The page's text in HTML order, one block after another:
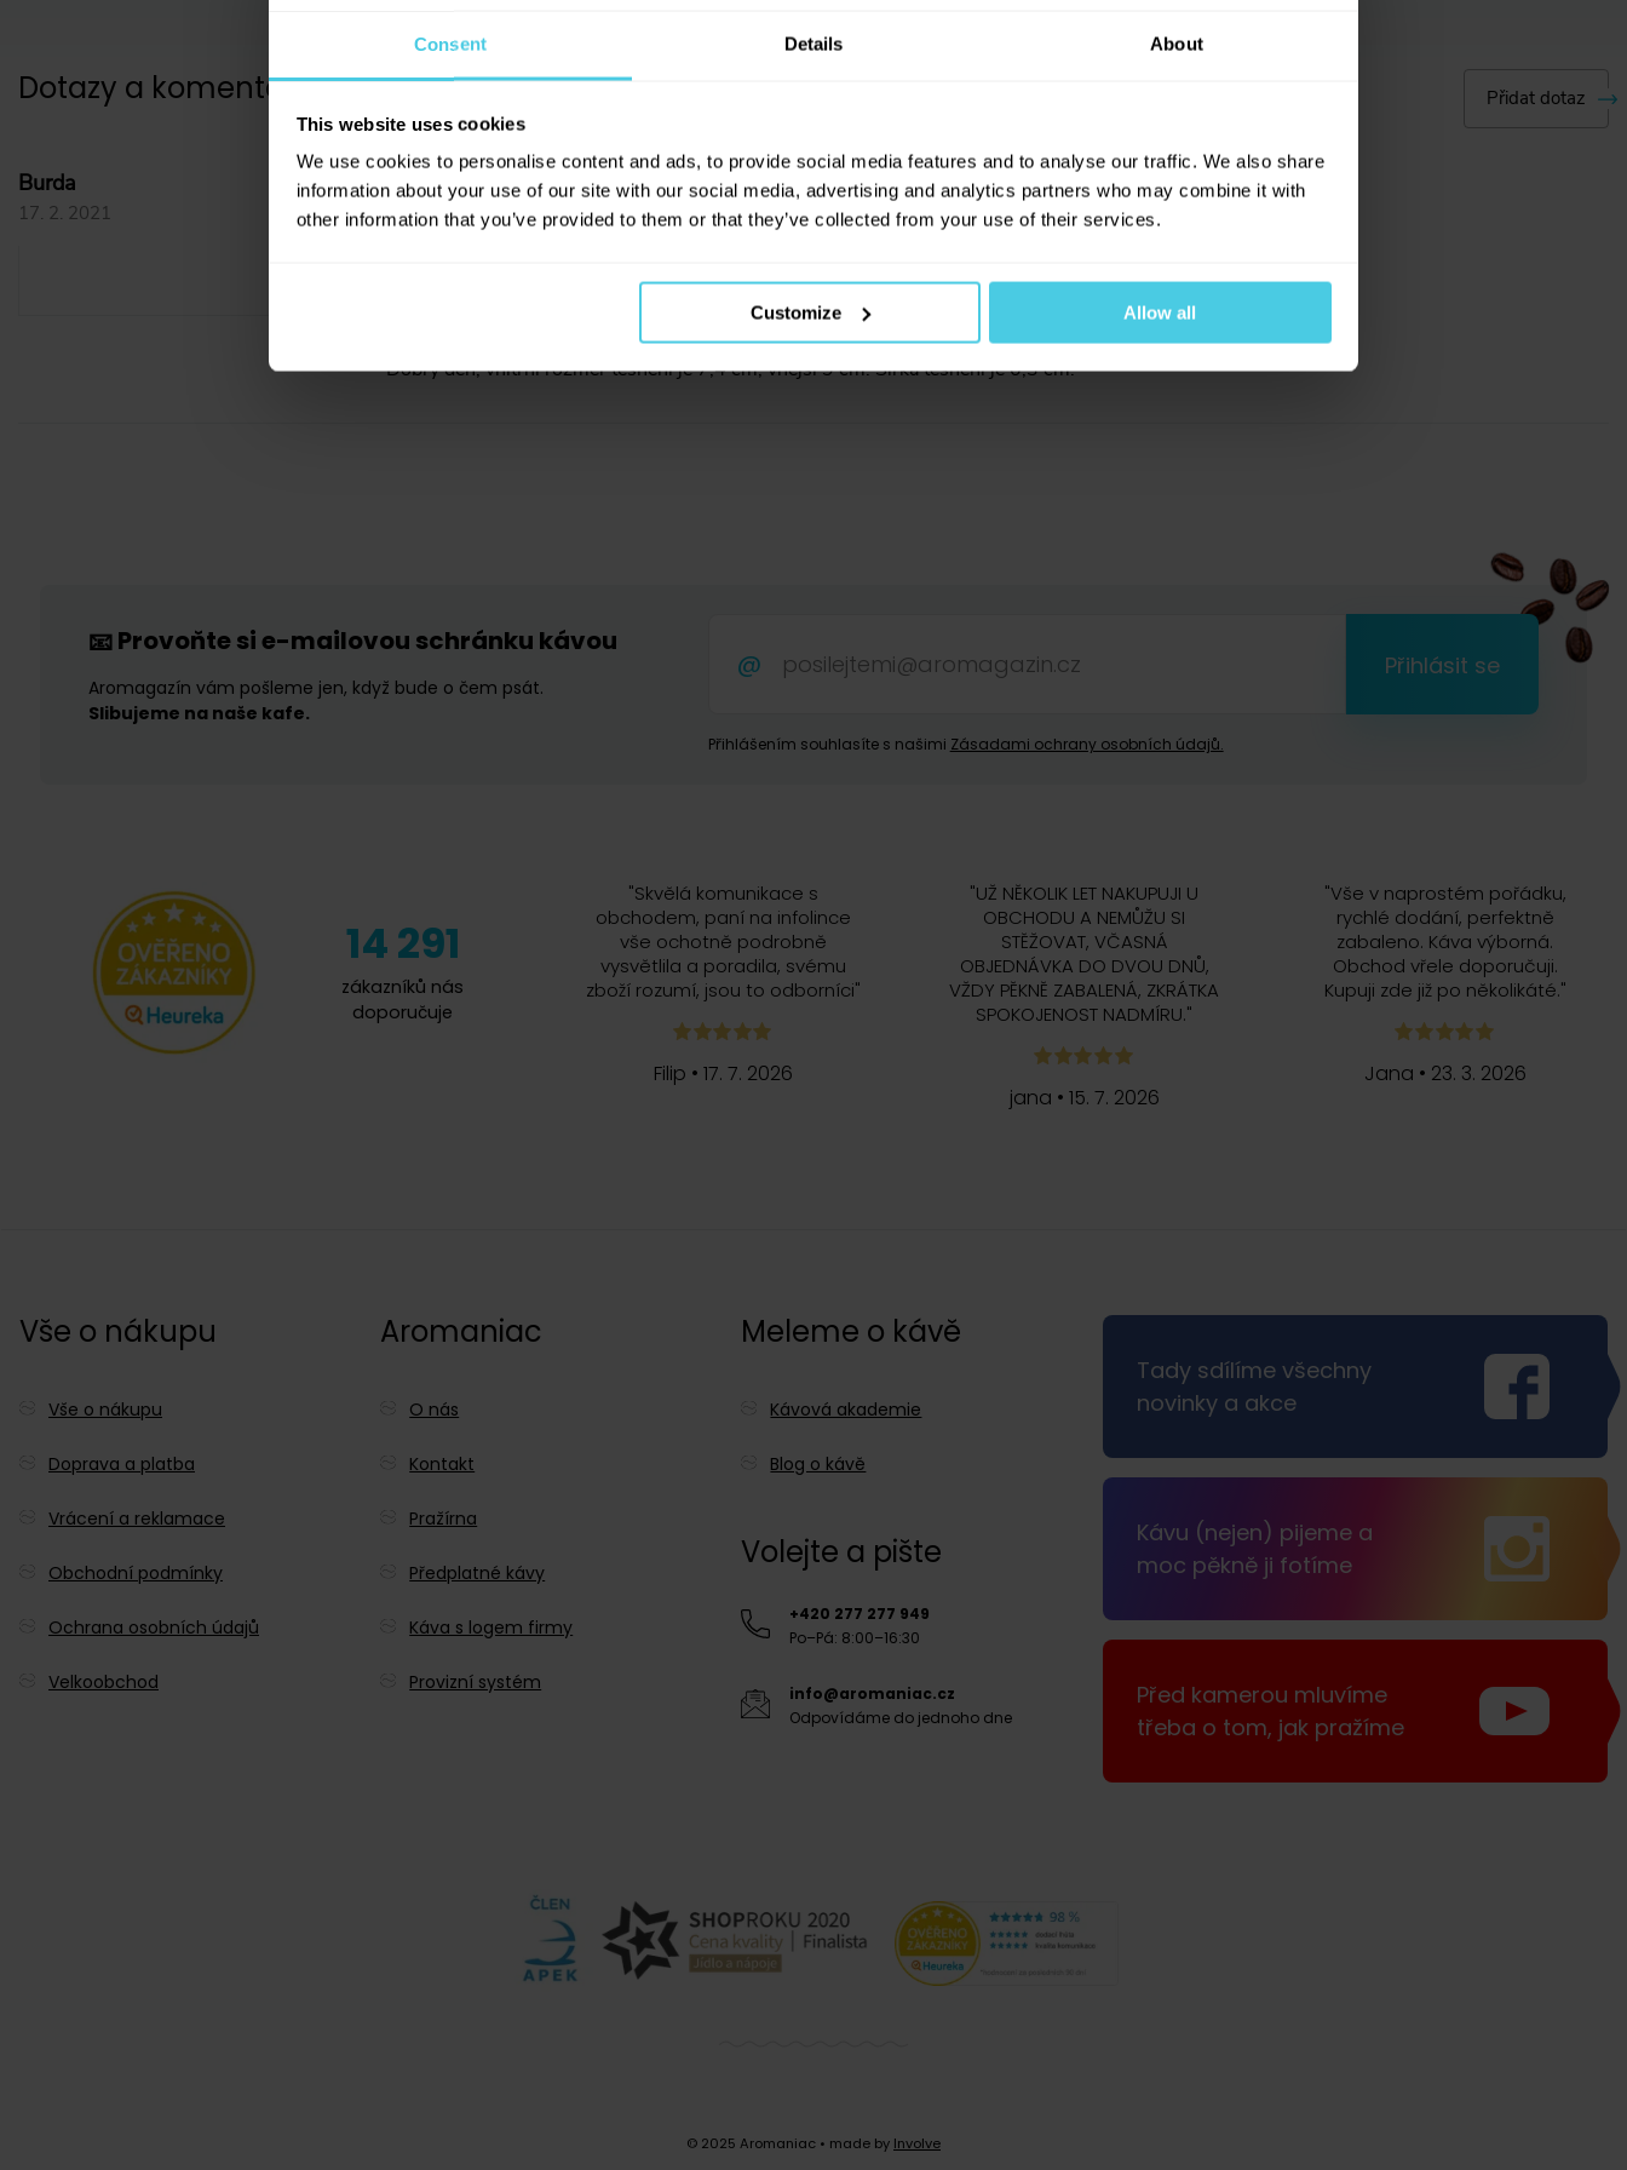
Consent Details About
This website uses cookies
We use cookies to personalise content and ads, to provide social media features and to analyse our traffic. We also share
information about your use of our site with our social media, advertising and analytics partners who may combine it with
other information that you’ve provided to them or that they’ve collected from your use of their services.
Customize Allow all
Dotazy a komentáře(1) Přidat dotaz
Burda
17. 2. 2021
Rozmery
Dobry den, jake jsou prosim rozmery tohoto tesneni? Vcetne tloustky.
Dobrý den, vnitřní rozměr těsnění je 7,4 cm, vnější 9 cm. Šířka těsnění je 0,3 cm.
📧Provoňte si e-mailovou schránku kávou
Aromagazín vám pošleme jen, když bude o čem psát.
Slibujeme na naše kafe.
Přihlásit se
Přihlášením souhlasíte s našimi Zásadami ochrany osobních údajů.
14 291
zákazníků nás
doporučuje
"Skvělá komunikace s
obchodem, paní na infolince
vše ochotně podrobně
vysvětlila a poradila, svému
zboží rozumí, jsou to odborníci"
Filip • 17. 7. 2026
"UŽ NĚKOLIK LET NAKUPUJI U
OBCHODU A NEMŮŽU SI
STĚŽOVAT, VČASNÁ
OBJEDNÁVKA DO DVOU DNŮ,
VŽDY PĚKNĚ ZABALENÁ, ZKRÁTKA
SPOKOJENOST NADMÍRU."
jana • 15. 7. 2026
"Vše v naprostém pořádku,
rychlé dodání, perfektně
zabaleno. Káva výborná.
Obchod vřele doporučuji.
Kupuji zde již po několikáté."
Jana • 23. 3. 2026
Vše o nákupu
Vše o nákupu
Doprava a platba
Vrácení a reklamace
Obchodní podmínky
Ochrana osobních údajů
Velkoobchod
Aromaniac
O nás
Kontakt
Pražírna
Předplatné kávy
Káva s logem firmy
Provizní systém
Meleme o kávě
Kávová akademie
Blog o kávě
Volejte a pište
+420 277 277 949
Po–Pá: 8:00–16:30
info@aromaniac.cz
Odpovídáme do jednoho dne
Tady sdílíme všechny
novinky a akce
Kávu (nejen) pijeme a
moc pěkně ji fotíme
Před kamerou mluvíme
třeba o tom, jak pražíme
© 2025 Aromaniac • made by Involve